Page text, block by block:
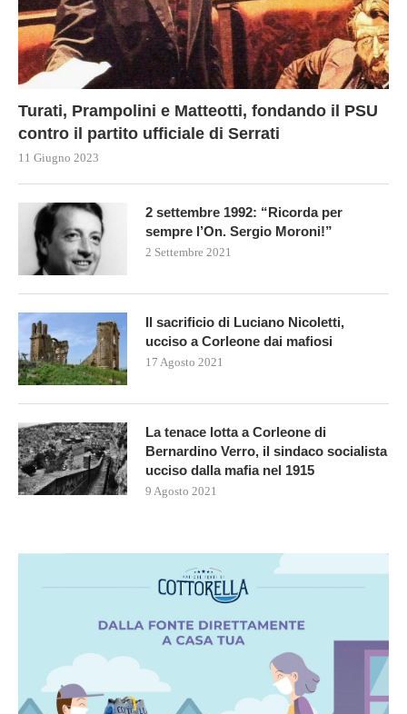
Turati, Prampolini e Matteotti, fondando il PSU
contro il partito ufficiale di Serrati
11 Giugno 2023
2 settembre 1992: “Ricorda per
sempre l’On. Sergio Moroni!”
2 Settembre 2021
Il sacrificio di Luciano Nicoletti,
ucciso a Corleone dai mafiosi
17 Agosto 2021
La tenace lotta a Corleone di
Bernardino Verro, il sindaco socialista
ucciso dalla mafia nel 1915
9 Agosto 2021